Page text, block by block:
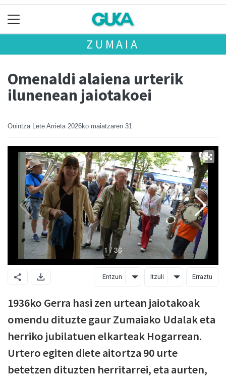
ZUMAIA
Omenaldi alaiena urterik
ilunenean jaiotakoei
Onintza Lete Arrieta 2026ko maiatzaren 31
Entzun Itzuli Erraztu
1936ko Gerra hasi zen urtean jaiotakoak
omendu dituzte gaur Zumaiako Udalak eta
herriko jubilatuen elkarteak Hogarrean.
Urtero egiten diete aitortza 90 urte
betetzen dituzten herritarrei, eta aurten,